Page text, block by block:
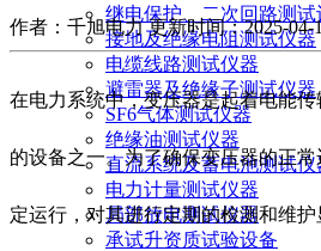
继电保护、二次回路测试
接地及绝缘电阻测试仪器
电缆线路测试仪器
避雷器及绝缘子测试仪器
SF6气体测试仪器
绝缘油测试仪器
直流系统及蓄电池测试仪
电力计量测试仪器
局部放电测试仪器
承试升资质试验设备
作者：千旭电力 更新时间：2025-04-
在电力系统中，变压器是起着电能
的设备之一。为了确保变压器的正
定运行，对其进行定期的检测和维